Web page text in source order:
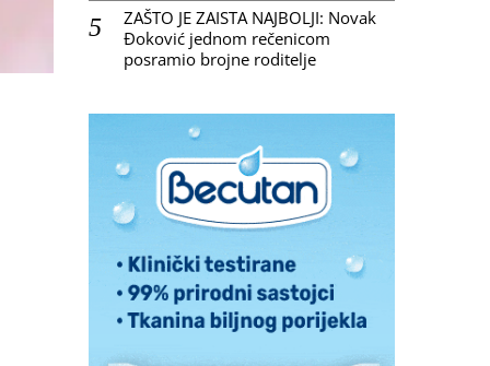
ZAŠTO JE ZAISTA NAJBOLJI: Novak
Đoković jednom rečenicom
posramio brojne roditelje